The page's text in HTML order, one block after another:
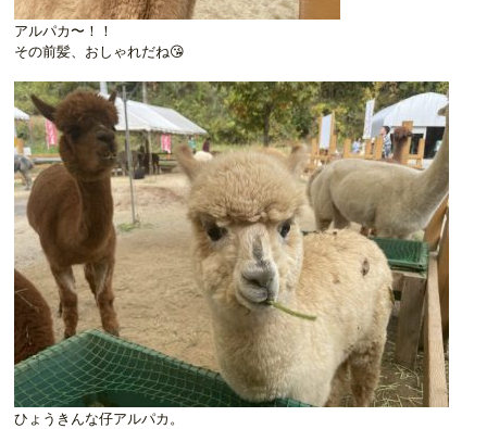
アルパカ〜！！
その前髪、おしゃれだね😘
ひょうきんな仔アルパカ。